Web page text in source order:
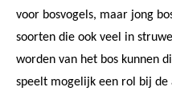
voor bosvogels, maar jong
soorten die ook veel in
worden van het bos kunnen
speelt mogelijk een rol bij